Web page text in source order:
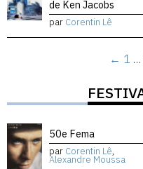
de Ken Jacobs
par Corentin Lê
← 1 …
50e Fema
par Corentin Lê,
Alexandre Moussa